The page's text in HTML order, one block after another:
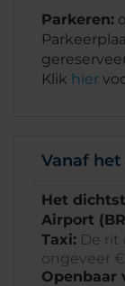
Parkeren:
Klik hier
Vanaf
Het
Airport
Taxi: De rit
ongeveer
Openbaar